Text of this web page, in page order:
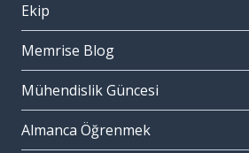
Ekip
Memrise Blog
Mühendislik Güncesi
Almanca Öğrenmek